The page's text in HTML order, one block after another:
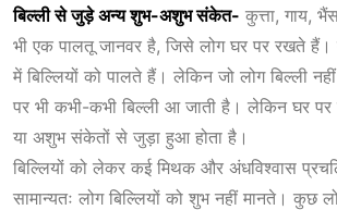
बिल्ली से जुड़े अन्य शुभ-अशुभ संकेत- कुत्ता, गाय,
भी एक पालतू जानवर है, जिसे लोग घर पर रखते
में बिल्लियों को पालते हैं। लेकिन जो लोग बिल्ली
पर भी कभी-कभी बिल्ली आ जाती है। लेकिन घर
या अशुभ संकेतों से जुड़ा हुआ होता है।
बिल्लियों को लेकर कई मिथक और अंधविश्वास
सामान्यतः लोग बिल्लियों को शुभ नहीं मानते। कुछ